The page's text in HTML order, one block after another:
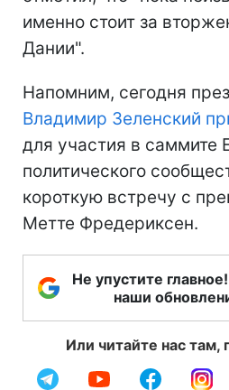
именно стоит за
Дании".
Напомним, сегодня
Владимир Зеленский
для участия в саммите
политического
короткую встречу с
Метте Фредериксен.
Не упустите
наши
Или читайте нас там,